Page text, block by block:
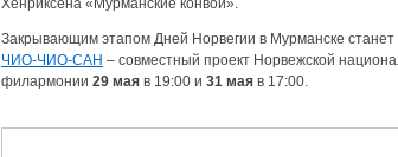
Хенриксена «Мурманские конвои».
Закрывающим этапом Дней Норвегии в Мурманске
ЧИО-ЧИО-САН – совместный проект Норвежской
филармонии 29 мая в 19:00 и 31 мая в 17:00.